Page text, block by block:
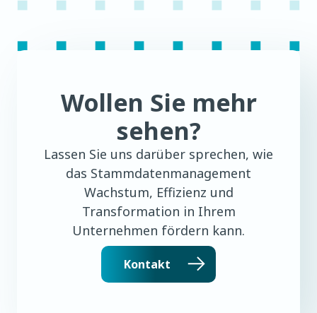
Wollen Sie mehr
sehen?
Lassen Sie uns darüber sprechen, wie
das Stammdatenmanagement
Wachstum, Effizienz und
Transformation in Ihrem
Unternehmen fördern kann.
Kontakt